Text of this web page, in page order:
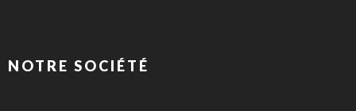
NOTRE SOCIÉTÉ